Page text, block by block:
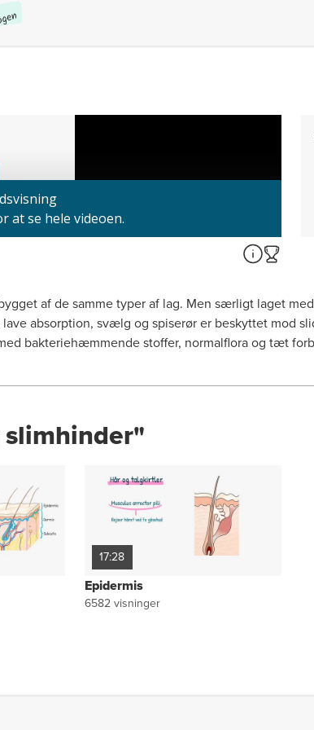
af de samme typer af lag. Men særligt laget
absorption, svælg og spiserør er beskyttet mod
bakteriehæmmende stoffer, normalflora og tæt
17:28
Epidermis
6582visninger